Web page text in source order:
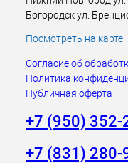
Богородск ул.
Посмотреть на карте
Согласие об
Политика
Публичная оферта
+7 (950) 352-
+7 (831) 280-